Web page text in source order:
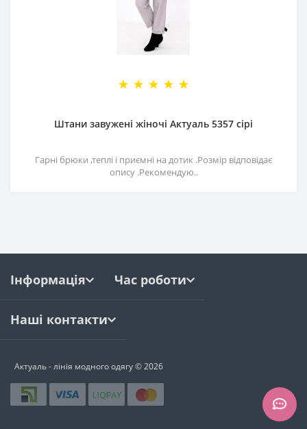
Штани завужені жіночі Актуаль 5357 сірі
Гарні брюки ,теплі і приємні на дотик .Розмір відповідає
опису .Рекомендую..
Інформація Час роботи
Наші контакти
Актуаль - лінія модного одягу © 2026